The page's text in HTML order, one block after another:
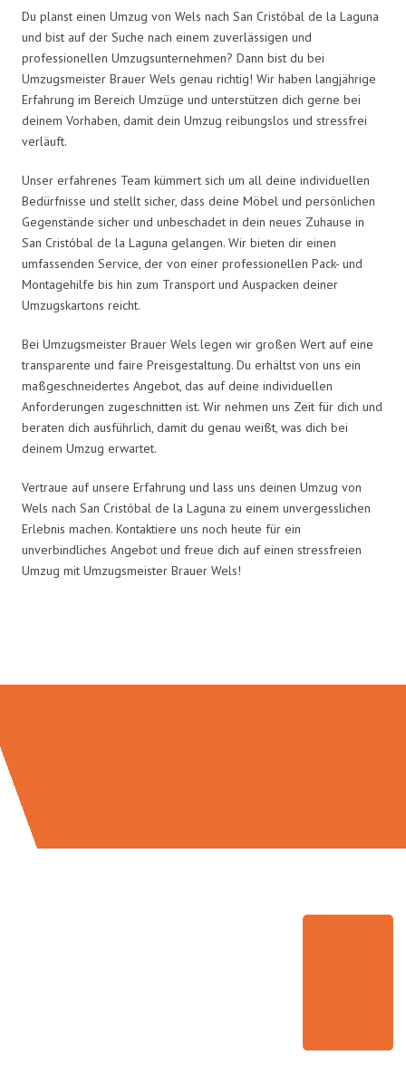
Du planst einen Umzug von Wels nach San Cristóbal de la Laguna
und bist auf der Suche nach einem zuverlässigen und
professionellen Umzugsunternehmen? Dann bist du bei
Umzugsmeister Brauer Wels genau richtig! Wir haben langjährige
Erfahrung im Bereich Umzüge und unterstützen dich gerne bei
deinem Vorhaben, damit dein Umzug reibungslos und stressfrei
verläuft.
Unser erfahrenes Team kümmert sich um all deine individuellen
Bedürfnisse und stellt sicher, dass deine Möbel und persönlichen
Gegenstände sicher und unbeschadet in dein neues Zuhause in
San Cristóbal de la Laguna gelangen. Wir bieten dir einen
umfassenden Service, der von einer professionellen Pack- und
Montagehilfe bis hin zum Transport und Auspacken deiner
Umzugskartons reicht.
Bei Umzugsmeister Brauer Wels legen wir großen Wert auf eine
transparente und faire Preisgestaltung. Du erhältst von uns ein
maßgeschneidertes Angebot, das auf deine individuellen
Anforderungen zugeschnitten ist. Wir nehmen uns Zeit für dich und
beraten dich ausführlich, damit du genau weißt, was dich bei
deinem Umzug erwartet.
Vertraue auf unsere Erfahrung und lass uns deinen Umzug von
Wels nach San Cristóbal de la Laguna zu einem unvergesslichen
Erlebnis machen. Kontaktiere uns noch heute für ein
unverbindliches Angebot und freue dich auf einen stressfreien
Umzug mit Umzugsmeister Brauer Wels!